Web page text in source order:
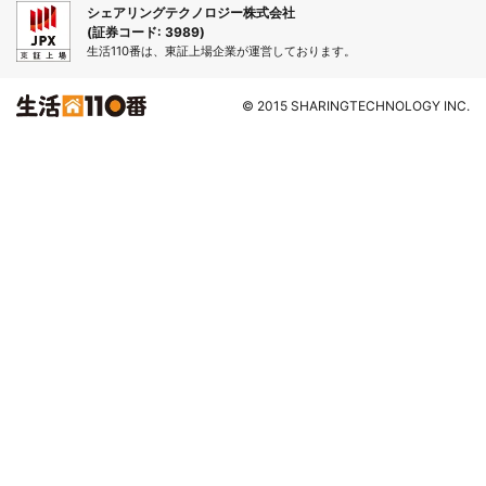
シェアリングテクノロジー株式会社
(証券コード: 3989)
生活110番は、東証上場企業が運営しております。
© 2015 SHARINGTECHNOLOGY INC.